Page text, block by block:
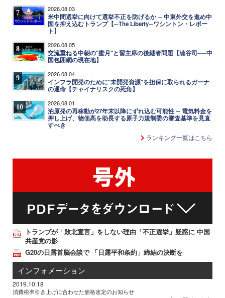
7 2026.08.03
米中間選挙に向けて選挙不正を防げるか ─ 中東外交を進め中
国を抑え込むトランプ【─The Liberty─ワシントン・レポー
ト】
8 2026.08.05
交流重ねる中朝の"蜜月"と習主席の後継者問題【澁谷司──中
国包囲網の現在地】
9 2026.08.04
インフラ開発のために"未開発資源"を担保に取られるガーナ
の運命【チャイナリスクの死角】
10 2026.08.01
泊原発の再稼動が27年末以降にずれ込む可能性 ─ 電気料金を
押し上げ、物価高を助長する原子力規制委の審査基準を見直
すべき
ランキング一覧はこちら
トランプが「敗北宣言」をしない理由「不正選挙」疑惑に 中国
共産党の影
G20の日露首脳会談で 「日露平和条約」締結の決断を
インフォメーション
2019.10.18
消費税率引き上げに合わせた価格改定のお知らせ